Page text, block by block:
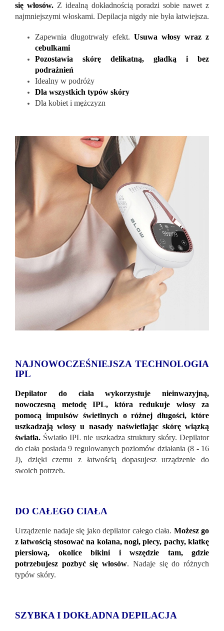
się włosów.Z idealną dokładnością poradzi sobie nawet z
najmniejszymi włoskami. Depilacja nigdy nie była łatwiejsza.
Zapewnia długotrwały efekt. Usuwa włosy wraz z
cebulkami
Pozostawia skórę delikatną, gładką i bez
podrażnień
Idealny w podróży
Dla wszystkich typów skóry
Dla kobiet i mężczyzn
NAJNOWOCZEŚNIEJSZA TECHNOLOGIA
IPL
Depilator do ciała wykorzystuje nieinwazyjną,
nowoczesną metodę IPL, która redukuje włosy za
pomocą impulsów świetlnych o różnej długości, które
uszkadzają włosy u nasady naświetlając skórę wiązką
światła. Światło IPL nie uszkadza struktury skóry. Depilator
do ciała posiada 9 regulowanych poziomów działania (8 - 16
J), dzięki czemu z łatwością dopasujesz urządzenie do
swoich potrzeb.
DO CAŁEGO CIAŁA
Urządzenie nadaje się jako depilator całego ciała. Możesz go
z łatwością stosować na kolana, nogi, plecy, pachy, klatkę
piersiową, okolice bikini i wszędzie tam, gdzie
potrzebujesz pozbyć się włosów. Nadaje się do różnych
typów skóry.
SZYBKA I DOKŁADNA DEPILACJA